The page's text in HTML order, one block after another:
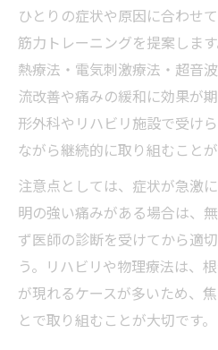
ひとりの症状や原因に合わせ
筋力トレーニングを提案しま
熱療法・電気刺激療法・超音
流改善や痛みの緩和に効果が
形外科やリハビリ施設で受け
ながら継続的に取り組むことが
注意点としては、症状が急激
明の強い痛みがある場合は、
ず医師の診断を受けてから適
う。リハビリや物理療法は、
が現れるケースが多いため、
とで取り組むことが大切です。